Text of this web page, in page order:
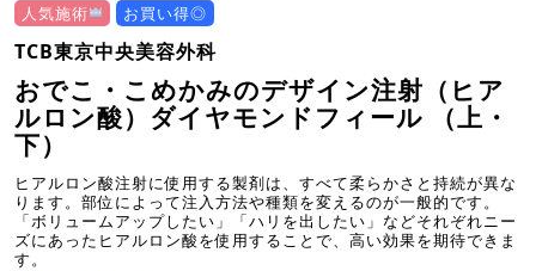
人気施術 お買い得◎
TCB東京中央美容外科
おでこ・こめかみのデザイン注射（ヒア
ルロン酸）ダイヤモンドフィール （上・
下）
ヒアルロン酸注射に使用する製剤は、すべて柔らかさと持続が異な
ります。部位によって注入方法や種類を変えるのが一般的です。
「ボリュームアップしたい」「ハリを出したい」などそれぞれニー
ズにあったヒアルロン酸を使用することで、高い効果を期待できま
す。